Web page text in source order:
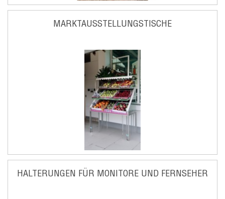
MARKTAUSSTELLUNGSTISCHE
HALTERUNGEN FÜR MONITORE UND FERNSEHER